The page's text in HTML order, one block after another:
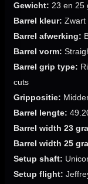
Gewicht: 23 en 25
Barrel kleur: Zwart
Barrel afwerking:
Barrel vorm:
Barrel grip type:
cuts
Grippositie:
Barrel lengte:
Barrel width 23
Barrel width 25
Setup shaft:
Setup flight: